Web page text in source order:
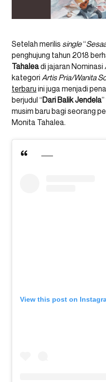
Setelah merilis single“
penghujung tahun 2018
Tahaleadi jajaran Nominasi
kategori Artis Pria/Wanita
terbaru ini juga menjadi
berjudul “Dari Balik Jendela
musim baru bagi seorang
Monita Tahalea.
View this post on